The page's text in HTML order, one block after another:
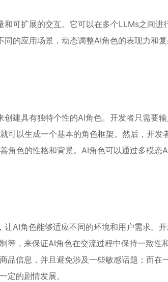
可扩展的交互。它可以在多个LLMs之间进
的应用场景，动态调整AI角色的表现力和
建具有独特个性的AI角色。开发者只需要
可以生成一个基本的角色框架。然后，开发
角色的性格和背景。AI角色可以通过多模态
AI角色能够适应不同的环境和用户需求。
等，来保证AI角色在交流过程中保持一致性
品信息，并且避免涉及一些敏感话题；而在
定的剧情发展。